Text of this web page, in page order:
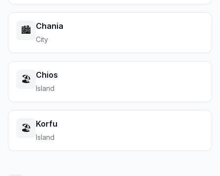
🏙️ Chania
City
🏖️ Chios
Island
🏖️ Korfu
Island